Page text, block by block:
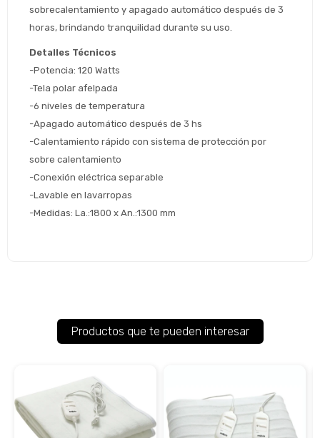
sobrecalentamiento y apagado automático después de 3
horas, brindando tranquilidad durante su uso.
Detalles Técnicos
-Potencia: 120 Watts
-Tela polar afelpada
-6 niveles de temperatura
-Apagado automático después de 3 hs
-Calentamiento rápido con sistema de protección por
sobre calentamiento
-Conexión eléctrica separable
-Lavable en lavarropas
-Medidas: La.:1800 x An.:1300 mm
Productos que te pueden interesar
Después, hasta en 12
cuotas y sin tocar tu
tarjeta de crédito
* sujeto aprobación crediticia
Cédula de identidad
Celular
Fecha de nacimiento
Día
Volver al inicio
Estás calificado para comprar usando Pago
¡Tenés hasta
Elegí tus productos preferidos
Seleccioná Pago Después como metodo
de pago
Parece que no tenes oferta, lamentamos
el inconveniente, por cualquier duda
contactanos en
preguntas@pagodespues.com.uy
¡Algo salió mal!
Por favor intenta nuevamente mas tarde.